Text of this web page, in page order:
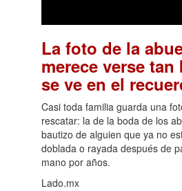
La foto de la
merece verse
se ve en el
Casi toda familia guarda una
rescatar: la de la boda de los
bautizo de alguien que ya no
doblada o rayada después de
mano por años.
Lado.mx